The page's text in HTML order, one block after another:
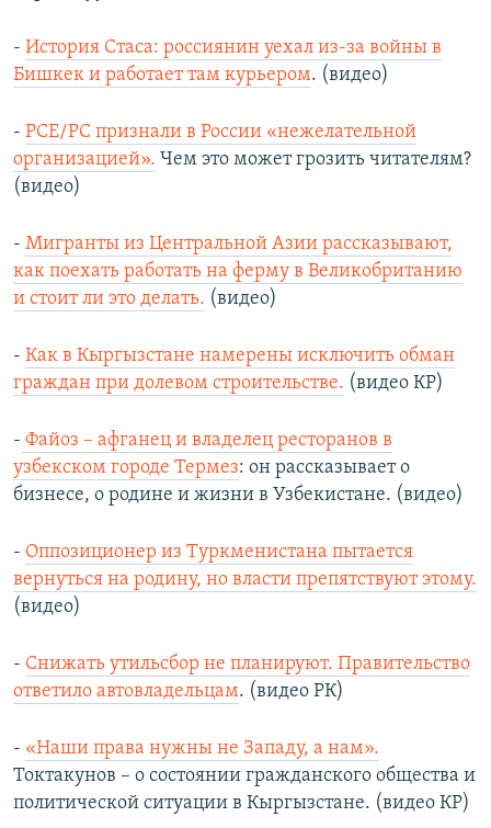
- История Стаса: россиянин уехал из-за войны в
Бишкек и работает там курьером. (видео)
- РСЕ/РС признали в России «нежелательной
организацией». Чем это может грозить читателям?
(видео)
- Мигранты из Центральной Азии рассказывают,
как поехать работать на ферму в Великобританию
и стоит ли это делать. (видео)
- Как в Кыргызстане намерены исключить обман
граждан при долевом строительстве. (видео КР)
- Файоз – афганец и владелец ресторанов в
узбекском городе Термез: он рассказывает о
бизнесе, о родине и жизни в Узбекистане. (видео)
- Оппозиционер из Туркменистана пытается
вернуться на родину, но власти препятствуют этому.
(видео)
- Снижать утильсбор не планируют. Правительство
ответило автовладельцам. (видео РК)
- «Наши права нужны не Западу, а нам».
Токтакунов – о состоянии гражданского общества и
политической ситуации в Кыргызстане. (видео КР)